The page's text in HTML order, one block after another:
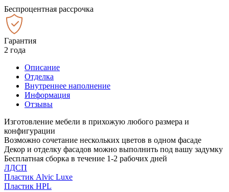
Беспроцентная рассрочка
Гарантия
2 года
Описание
Отделка
Внутреннее наполнение
Информация
Отзывы
Изготовление мебели в прихожую любого размера и
конфигурации
Возможно сочетание нескольких цветов в одном фасаде
Декор и отделку фасадов можно выполнить под вашу задумку
Бесплатная сборка в течение 1-2 рабочих дней
ЛДСП
Пластик Alvic Luxe
Пластик HPL